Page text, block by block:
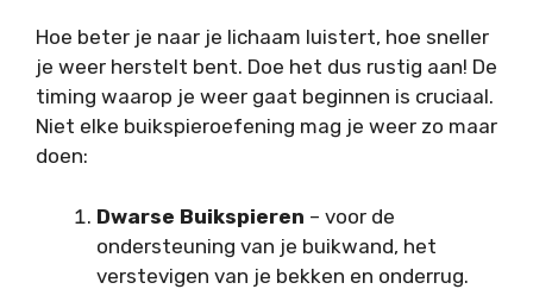
Hoe beter je naar je lichaam luistert, hoe sneller
je weer herstelt bent. Doe het dus rustig aan! De
timing waarop je weer gaat beginnen is cruciaal.
Niet elke buikspieroefening mag je weer zo maar
doen:
Dwarse Buikspieren – voor de
ondersteuning van je buikwand, het
verstevigen van je bekken en onderrug.